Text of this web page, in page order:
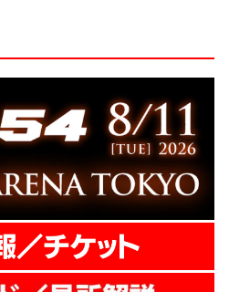
FF公式Youtubeチャンネ
！大会前に必ずチェックしよ
presents RIZIN師走の超強者祭
（YouTube） 第15試合 フェザ
マッチ／ラジャブアリ・シェ
...